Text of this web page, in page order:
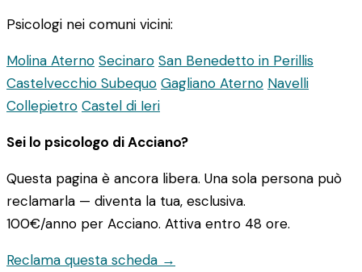
Psicologi nei comuni vicini:
Molina Aterno Secinaro San Benedetto in Perillis
Castelvecchio Subequo Gagliano Aterno Navelli
Collepietro Castel di Ieri
Sei lo psicologo di Acciano?
Questa pagina è ancora libera. Una sola persona può
reclamarla — diventa la tua, esclusiva.
100€/anno per Acciano. Attiva entro 48 ore.
Reclama questa scheda →